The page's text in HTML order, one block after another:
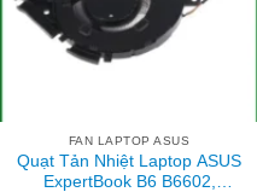
FAN LAPTOP ASUS
Quạt Tản Nhiệt Laptop ASUS
ExpertBook B6 B6602,